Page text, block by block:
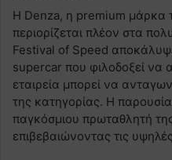
Η Denza, η premium μάρκα
περιορίζεται πλέον στα
Festival of Speed
supercar που φιλοδοξεί να
εταιρεία μπορεί να
της κατηγορίας. Η
παγκόσμιου πρωταθλητή
επιβεβαιώνοντας τις